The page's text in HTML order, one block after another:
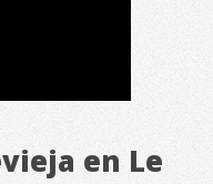
en Le